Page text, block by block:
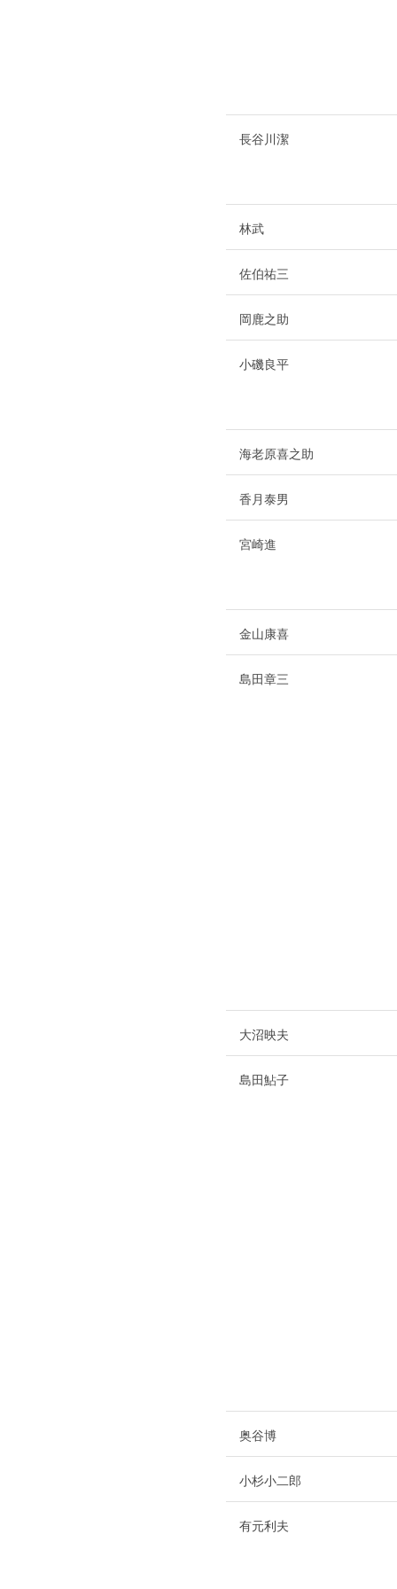
長谷川潔
林武
佐伯祐三
岡鹿之助
小磯良平
海老原喜之助
香月泰男
宮崎進
金山康喜
島田章三
大沼映夫
島田鮎子
奥谷博
小杉小二郎
有元利夫